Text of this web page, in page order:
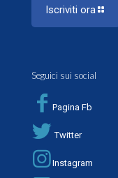
Iscriviti ora
Seguici sui social
Pagina Fb
Twitter
Instagram